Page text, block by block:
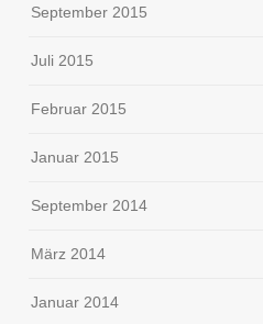
September 2015
Juli 2015
Februar 2015
Januar 2015
September 2014
März 2014
Januar 2014